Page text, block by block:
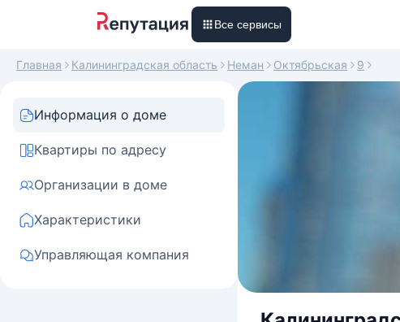
Все сервисы
Главная Калининградская область Неман Октябрьская 9
Информация о доме
Квартиры по адресу
Организации в доме
Характеристики
Управляющая компания